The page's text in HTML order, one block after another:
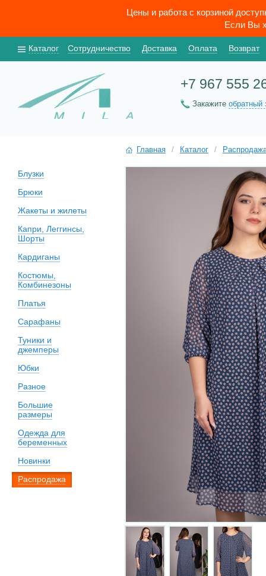
Цены и работа с корзиной
Если Вы
Каталог Сотрудничество Доставка Оплата Возврат
+7 967 555
Закажите обратный
Блузки
Брюки
Жакеты и жилеты
Капри, Леггинсы,
Шорты
Кардиганы
Костюмы,
Комбинезоны
Платья
Сарафаны
Туники и
джемперы
Юбки
Разное
Большие
размеры
Одежда для
беременных
Новинки
Распродажа
Главная / Каталог /